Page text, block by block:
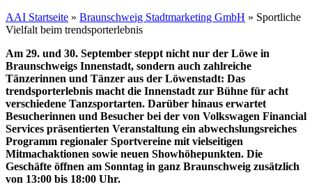
AAI Startseite » Braunschweig Stadtmarketing GmbH » Sportliche
Vielfalt beim trendsporterlebnis
Am 29. und 30. September steppt nicht nur der Löwe in
Braunschweigs Innenstadt, sondern auch zahlreiche
Tänzerinnen und Tänzer aus der Löwenstadt: Das
trendsporterlebnis macht die Innenstadt zur Bühne für acht
verschiedene Tanzsportarten. Darüber hinaus erwartet
Besucherinnen und Besucher bei der von Volkswagen Financial
Services präsentierten Veranstaltung ein abwechslungsreiches
Programm regionaler Sportvereine mit vielseitigen
Mitmachaktionen sowie neuen Showhöhepunkten. Die
Geschäfte öffnen am Sonntag in ganz Braunschweig zusätzlich
von 13:00 bis 18:00 Uhr.